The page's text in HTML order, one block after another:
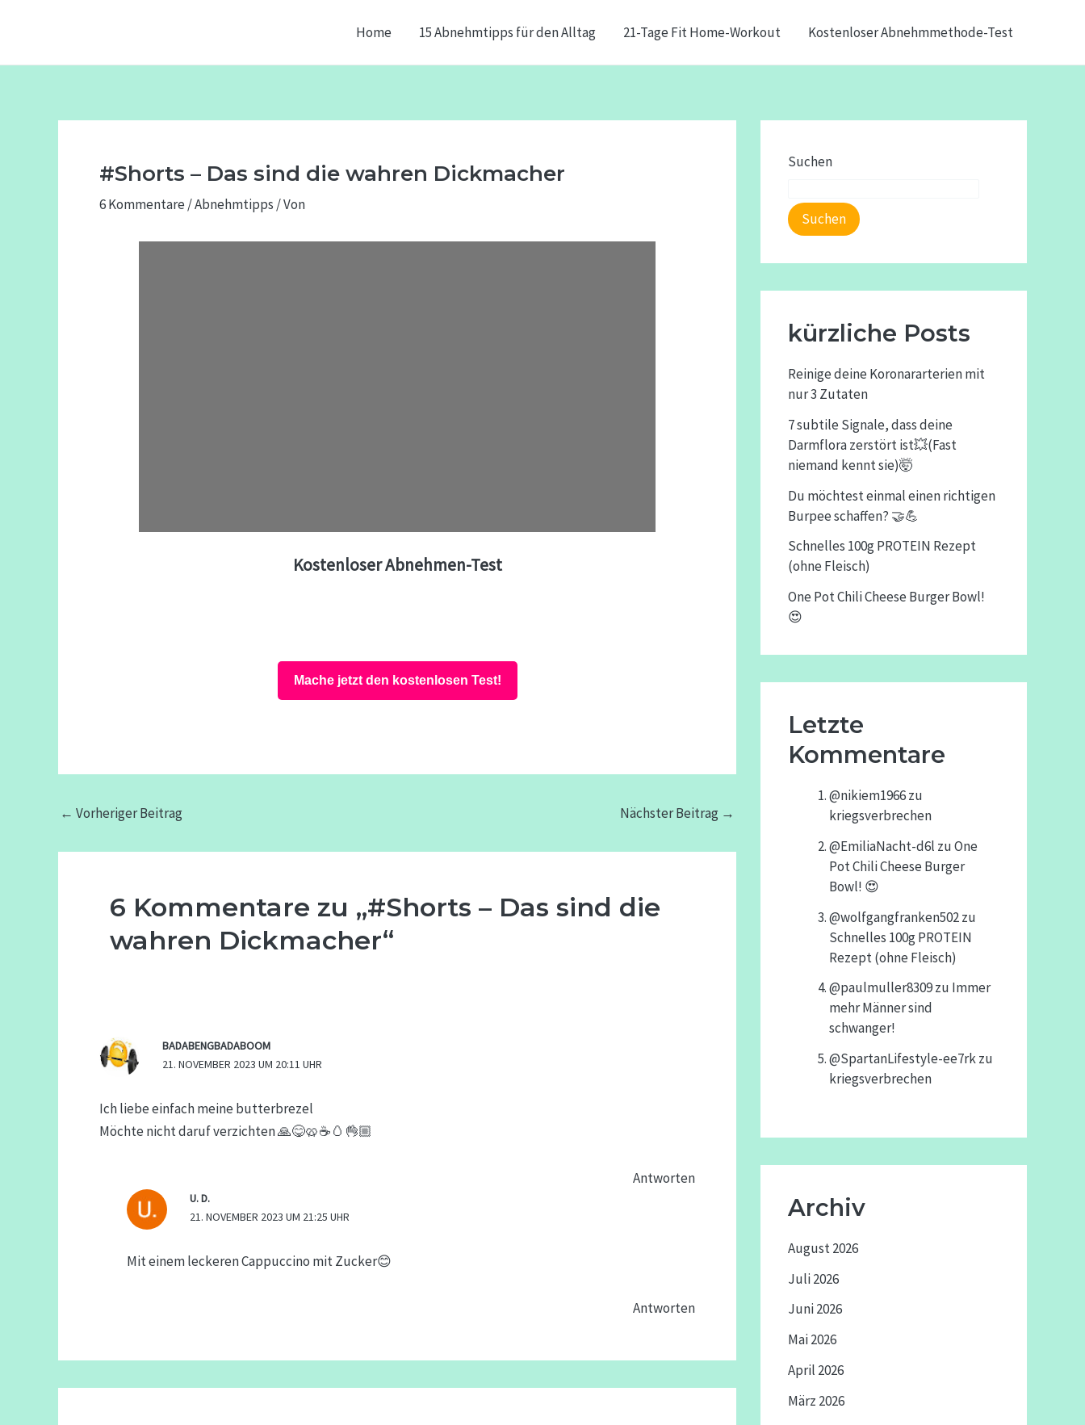
Home 15 Abnehmtipps für den Alltag 21-Tage Fit Home-Workout Kostenloser Abnehmmethode-Test
#Shorts – Das sind die wahren Dickmacher
6 Kommentare /Abnehmtipps / Von
Kostenloser Abnehmen-Test
Mache jetzt den kostenlosen Test!
← Vorheriger Beitrag Nächster Beitrag →
6 Kommentare zu „#Shorts – Das sind die
wahren Dickmacher“
BADABENGBADABOOM
21. NOVEMBER 2023 UM 20:11 UHR
Ich liebe einfach meine butterbrezel
Möchte nicht daruf verzichten 🙏😋🥨☕️🥚👌🏼
Antworten
U. D.
21. NOVEMBER 2023 UM 21:25 UHR
Mit einem leckeren Cappuccino mit Zucker😊
Antworten
Suchen
Suchen
kürzliche Posts
Reinige deine Koronararterien mit
nur 3 Zutaten
7 subtile Signale, dass deine
Darmflora zerstört ist💥(Fast
niemand kennt sie)🤯
Du möchtest einmal einen richtigen
Burpee schaffen? 🤝💪
Schnelles 100g PROTEIN Rezept
(ohne Fleisch)
One Pot Chili Cheese Burger Bowl!
😍
Letzte
Kommentare
@nikiem1966zu
kriegsverbrechen
@EmiliaNacht-d6l zuOne
Pot Chili Cheese Burger
Bowl! 😍
@wolfgangfranken502zu
Schnelles 100g PROTEIN
Rezept (ohne Fleisch)
@paulmuller8309zu Immer
mehr Männer sind
schwanger!
@SpartanLifestyle-ee7rkzu
kriegsverbrechen
Archiv
August 2026
Juli 2026
Juni 2026
Mai 2026
April 2026
März 2026